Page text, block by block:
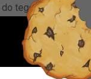
tego celu
klucze :).
i w Hadrze oraz